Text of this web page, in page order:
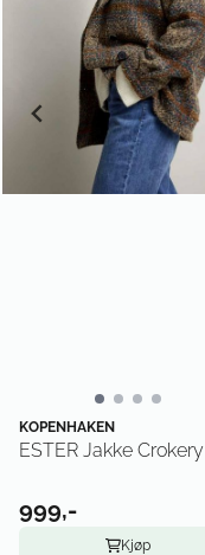
KOPENHAKEN
ESTER Jakke Crokery
999,-
Kjøp